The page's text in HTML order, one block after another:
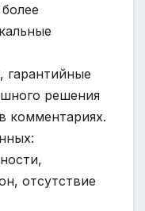
решения
комментариях.
отсутствие